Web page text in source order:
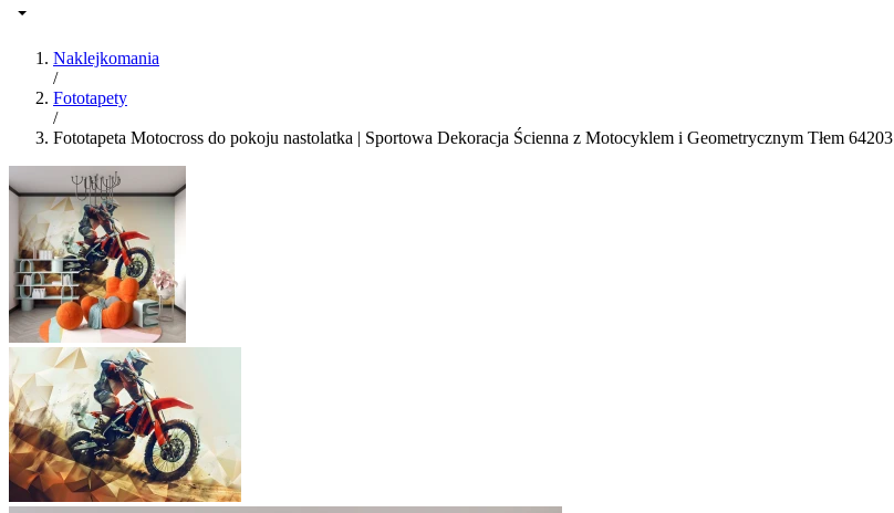
Naklejkomania
/
Fototapety
/
Fototapeta Motocross do pokoju nastolatka | Sportowa Dekoracja Ścienna z Motocyklem i Geometrycznym Tłem 64203